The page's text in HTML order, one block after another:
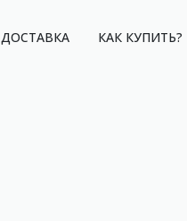
ДОСТАВКА КАК КУПИТЬ?